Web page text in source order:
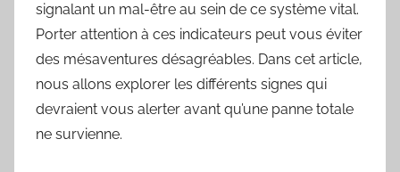
signalant un mal-être au sein de ce système vital.
Porter attention à ces indicateurs peut vous éviter
des mésaventures désagréables. Dans cet article,
nous allons explorer les différents signes qui
devraient vous alerter avant qu’une panne totale
ne survienne.